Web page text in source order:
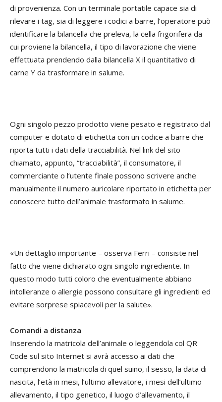
di provenienza. Con un terminale portatile capace sia di
rilevare i tag, sia di leggere i codici a barre, l’operatore può
identificare la bilancella che preleva, la cella frigorifera da
cui proviene la bilancella, il tipo di lavorazione che viene
effettuata prendendo dalla bilancella X il quantitativo di
carne Y da trasformare in salume.
Ogni singolo pezzo prodotto viene pesato e registrato dal
computer e dotato di etichetta con un codice a barre che
riporta tutti i dati della tracciabilità. Nel link del sito
chiamato, appunto, “tracciabilità”, il consumatore, il
commerciante o l’utente finale possono scrivere anche
manualmente il numero auricolare riportato in etichetta per
conoscere tutto dell’animale trasformato in salume.
«Un dettaglio importante – osserva Ferri – consiste nel
fatto che viene dichiarato ogni singolo ingrediente. In
questo modo tutti coloro che eventualmente abbiano
intolleranze o allergie possono consultare gli ingredienti ed
evitare sorprese spiacevoli per la salute».
Comandi a distanza
Inserendo la matricola dell’animale o leggendola col QR
Code sul sito Internet si avrà accesso ai dati che
comprendono la matricola di quel suino, il sesso, la data di
nascita, l’età in mesi, l’ultimo allevatore, i mesi dell’ultimo
allevamento, il tipo genetico, il luogo d’allevamento, il